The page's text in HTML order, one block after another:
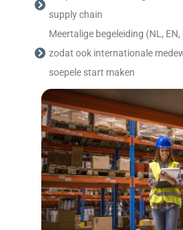
supply chain
Meertalige begeleiding (NL, EN,
zodat ook internationale
soepele start maken